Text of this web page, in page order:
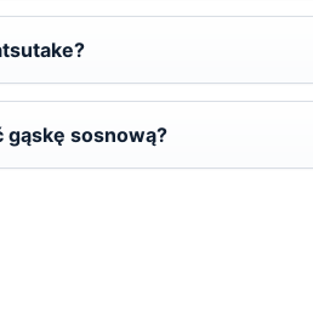
gąskę sosnową?